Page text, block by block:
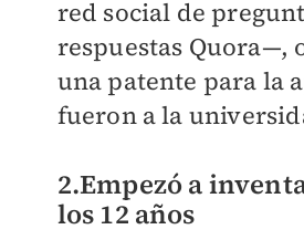
red social de
respuestas Quora—,
una patente para la
fueron a la
2.Empezó a
los 12 años